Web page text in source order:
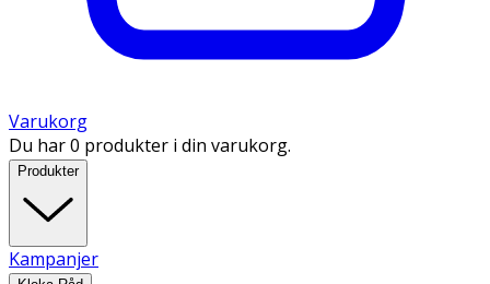
Varukorg
Du har 0 produkter i din varukorg.
Produkter
Kampanjer